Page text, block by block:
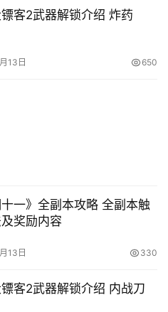
客2武器解锁介绍 炸药
13日 650
十一》全副本攻略 全副本触
奖励内容
13日 330
客2武器解锁介绍 内战刀